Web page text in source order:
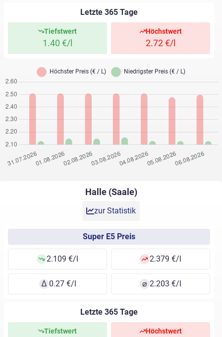
Letzte 365 Tage
Tiefstwert
1.40 €/l
Höchstwert
2.72 €/l
Halle (Saale)
zur Statistik
Super E5 Preis
2.109 €/l 2.379 €/l
∆ 0.27 €/l ⌀ 2.203 €/l
Letzte 365 Tage
Tiefstwert Höchstwert